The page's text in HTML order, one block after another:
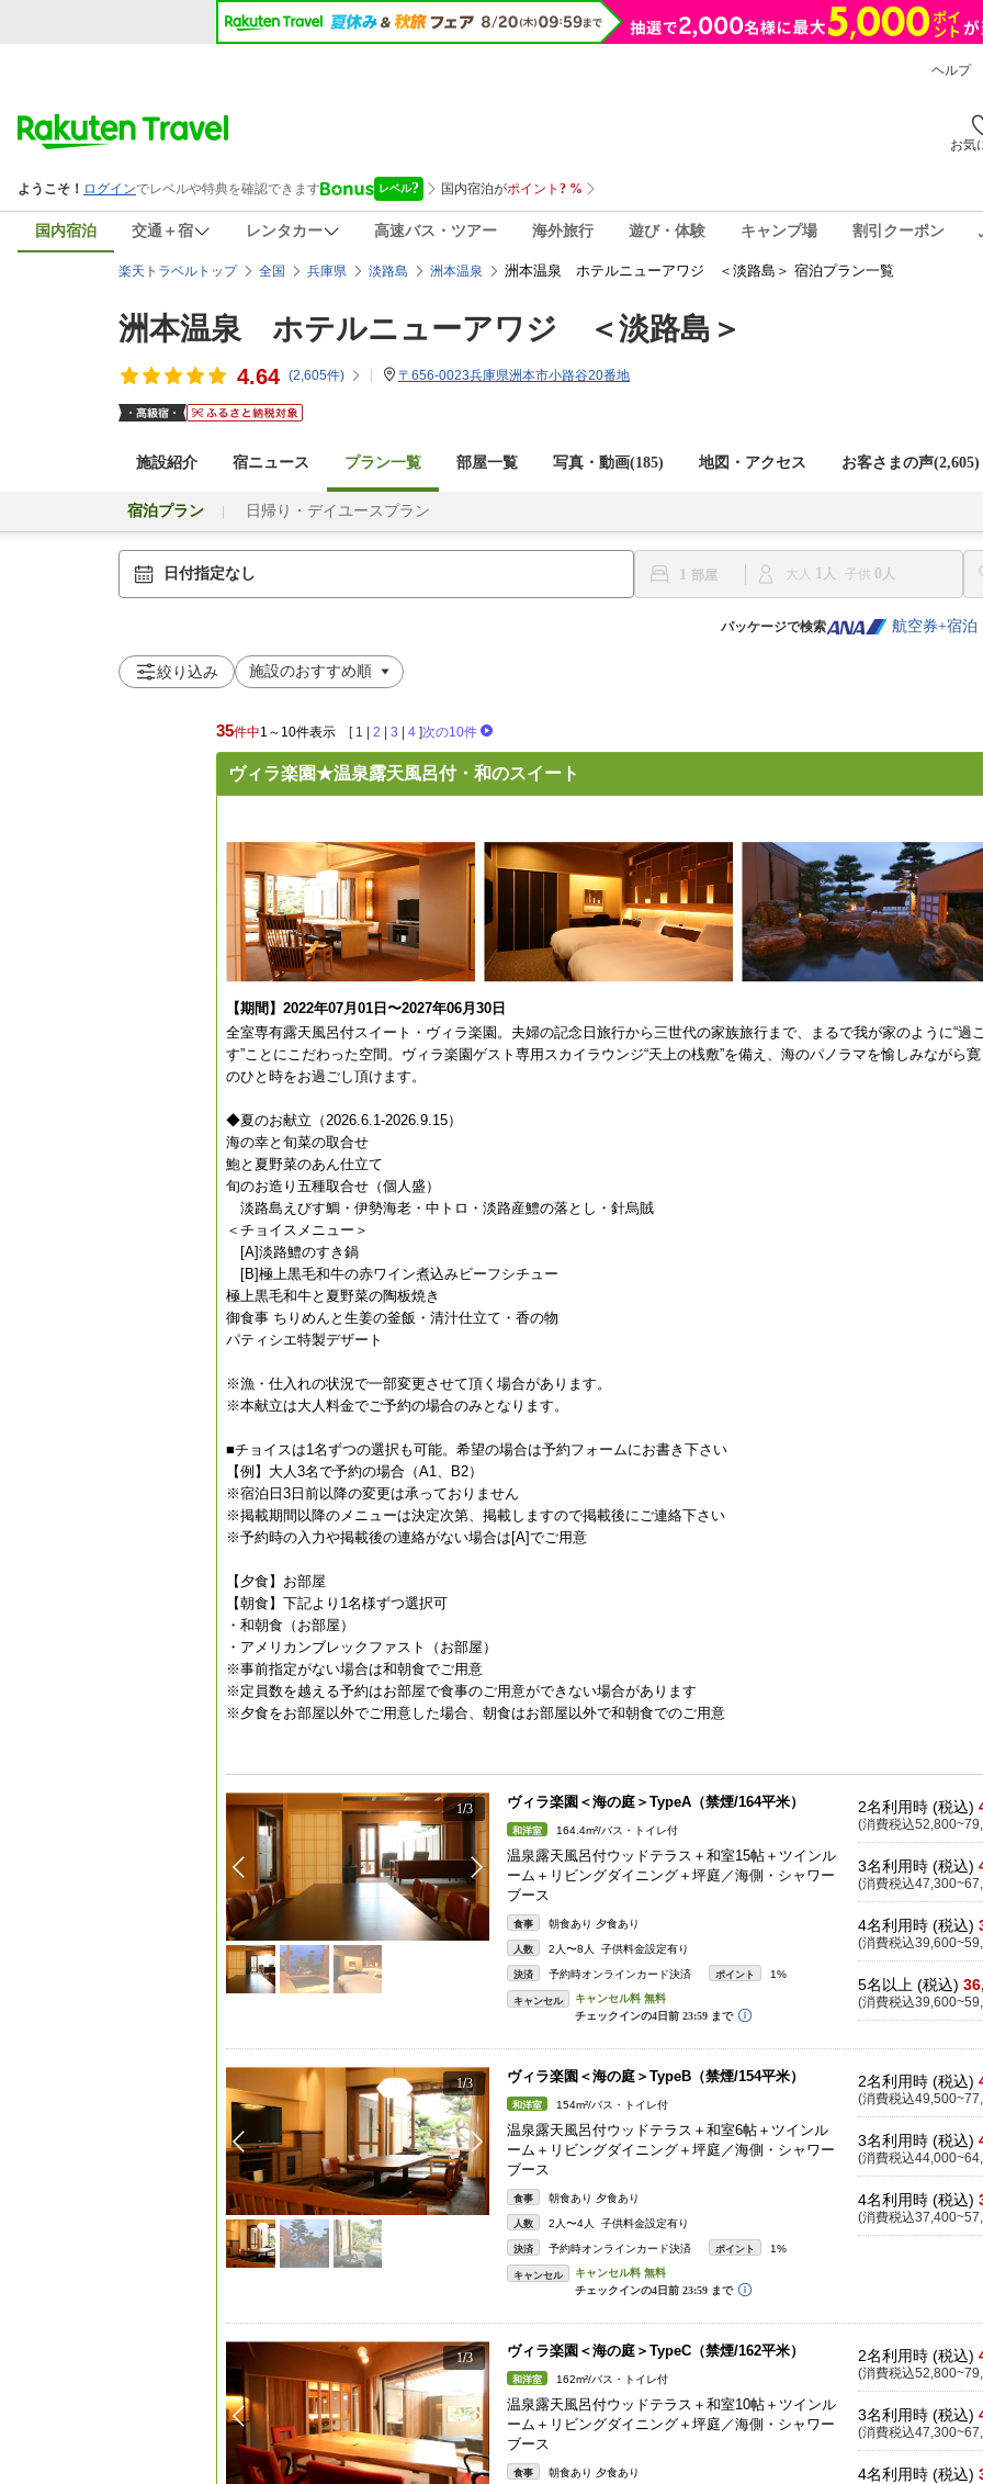
ヘルプ
お気
国内宿泊 交通＋宿 レンタカー 高速バス・ツアー 海外旅行 遊び・体験 キャンプ場 割引クーポン
楽天トラベルトップ 全国 兵庫県 淡路島 洲本温泉 洲本温泉 ホテルニューアワジ ＜淡路島＞ 宿泊プラン一覧
洲本温泉 ホテルニューアワジ ＜淡路島＞
4.64 (2,605件) 〒656-0023兵庫県洲本市小路谷20番地
施設紹介 宿ニュース プラン一覧 部屋一覧 写真・動画(185) 地図・アクセス お客さまの声(2,605)
宿泊プラン 日帰り・デイユースプラン
日付指定なし 1 大人 1 子供 0
パッケージで検索 航空券+宿泊
絞り込み
35件中1～10件表示 [ 1 2 3 4 ]次の10件
ヴィラ楽園★温泉露天風呂付・和のスイート
【期間】2022年07月01日〜2027年06月30日
全室専有露天風呂付スイート・ヴィラ楽園。夫婦の記念日旅行から三世代の家族旅行まで、まるで我が家のように“過
す”ことにこだわった空間。ヴィラ楽園ゲスト専用スカイラウンジ“天上の桟敷”を備え、海のパノラマを愉しみながら
のひと時をお過ごし頂けます。
◆夏のお献立（2026.6.1-2026.9.15）
海の幸と旬菜の取合せ
鮑と夏野菜のあん仕立て
旬のお造り五種取合せ（個人盛）
淡路島えびす鯛・伊勢海老・中トロ・淡路産鱧の落とし・針烏賊
＜チョイスメニュー＞
[A]淡路鱧のすき鍋
[B]極上黒毛和牛の赤ワイン煮込みビーフシチュー
極上黒毛和牛と夏野菜の陶板焼き
御食事 ちりめんと生姜の釜飯・清汁仕立て・香の物
パティシエ特製デザート
※漁・仕入れの状況で一部変更させて頂く場合があります。
※本献立は大人料金でご予約の場合のみとなります。
■チョイスは1名ずつの選択も可能。希望の場合は予約フォームにお書き下さい
【例】大人3名で予約の場合（A1、B2）
※宿泊日3日前以降の変更は承っておりません
※掲載期間以降のメニューは決定次第、掲載しますので掲載後にご連絡下さい
※予約時の入力や掲載後の連絡がない場合は[A]でご用意
【夕食】お部屋
【朝食】下記より1名様ずつ選択可
・和朝食（お部屋）
・アメリカンブレックファスト（お部屋）
※事前指定がない場合は和朝食でご用意
※定員数を越える予約はお部屋で食事のご用意ができない場合があります
※夕食をお部屋以外でご用意した場合、朝食はお部屋以外で和朝食でのご用意
1/3 ヴィラ楽園＜海の庭＞TypeA（禁煙/164平米）
和洋室 164.4m²/バス・トイレ付
温泉露天風呂付ウッドテラス＋和室15帖＋ツインル
ーム＋リビングダイニング＋坪庭／海側・シャワー
ブース
食事 朝食あり 夕食あり
人数 2人〜8人 子供料金設定有り
決済 予約時オンラインカード決済 ポイント 1%
キャンセル
2名利用時 (税込)
(消費税込
3名利用時 (税込)
(消費税込
4名利用時 (税込)
(消費税込
5名以上 (税込)
(消費税込
1/3 ヴィラ楽園＜海の庭＞TypeB（禁煙/154平米）
和洋室 154m²/バス・トイレ付
温泉露天風呂付ウッドテラス＋和室6帖＋ツインル
ーム＋リビングダイニング＋坪庭／海側・シャワー
ブース
食事 朝食あり 夕食あり
人数 2人〜4人 子供料金設定有り
決済 予約時オンラインカード決済 ポイント 1%
キャンセル
2名利用時 (税込)
(消費税込
3名利用時 (税込)
(消費税込
4名利用時 (税込)
(消費税込
1/3 ヴィラ楽園＜海の庭＞TypeC（禁煙/162平米）
和洋室 162m²/バス・トイレ付
温泉露天風呂付ウッドテラス＋和室10帖＋ツインル
ーム＋リビングダイニング＋坪庭／海側・シャワー
ブース
食事 朝食あり 夕食あり
2名利用時 (税込)
(消費税込
3名利用時 (税込)
(消費税込
4名利用時 (税込)